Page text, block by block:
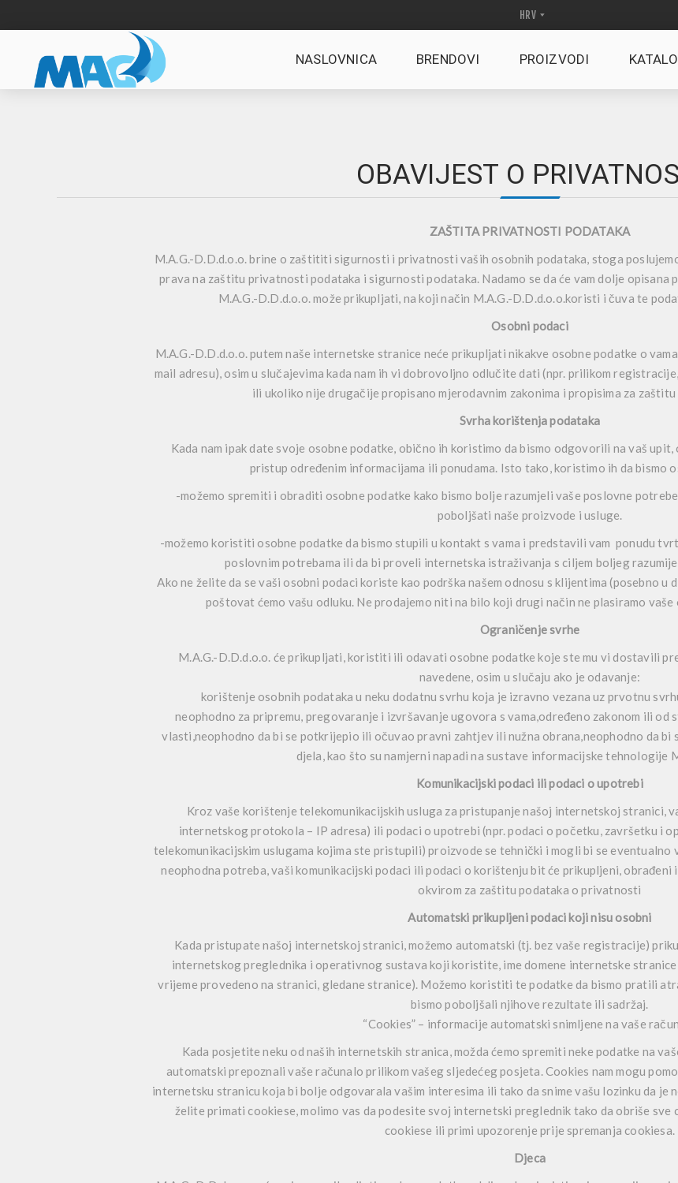
NASLOVNICA BRENDOVI PROIZVODI
OBAVIJEST O
ZAŠTITA PRIVATNOSTI PODATAKA
M.A.G.-D.D.d.o.o. brine o zaštititi sigurnosti i privatnosti vaših osobnih podataka, stoga
prava na zaštitu privatnosti podataka i sigurnosti podataka. Nadamo se da će vam dolje opisana
M.A.G.-D.D.d.o.o. može prikupljati, na koji način M.A.G.-D.D.d.o.o.koristi i čuva te
Osobni podaci
M.A.G.-D.D.d.o.o. putem naše internetske stranice neće prikupljati nikakve osobne podatke o
mail adresu), osim u slučajevima kada nam ih vi dobrovoljno odlučite dati (npr. prilikom
ili ukoliko nije drugačije propisano mjerodavnim zakonima i propisima za
Svrha korištenja podataka
Kada nam ipak date svoje osobne podatke, obično ih koristimo da bismo odgovorili na vaš
pristup određenim informacijama ili ponudama. Isto tako, koristimo ih da bismo
-možemo spremiti i obraditi osobne podatke kako bismo bolje razumjeli vaše poslovne
poboljšati naše proizvode i usluge.
-možemo koristiti osobne podatke da bismo stupili u kontakt s vama i predstavili vam ponudu
poslovnim potrebama ili da bi proveli internetska istraživanja s ciljem boljeg
Ako ne želite da se vaši osobni podaci koriste kao podrška našem odnosu s klijentima (posebno
poštovat ćemo vašu odluku. Ne prodajemo niti na bilo koji drugi način ne plasiramo
Ograničenje svrhe
M.A.G.-D.D.d.o.o. će prikupljati, koristiti ili odavati osobne podatke koje ste mu vi dostavili
navedene, osim u slučaju ako je odavanje:
korištenje osobnih podataka u neku dodatnu svrhu koja je izravno vezana uz prvotnu
neophodno za pripremu, pregovaranje i izvršavanje ugovora s vama,određeno zakonom ili od
vlasti,neophodno da bi se potkrijepio ili očuvao pravni zahtjev ili nužna obrana,neophodno da
djela, kao što su namjerni napadi na sustave informacijske tehnologije
Komunikacijski podaci ili podaci o upotrebi
Kroz vaše korištenje telekomunikacijskih usluga za pristupanje našoj internetskoj stranici,
internetskog protokola – IP adresa) ili podaci o upotrebi (npr. podaci o početku, završetku i
telekomunikacijskim uslugama kojima ste pristupili) proizvode se tehnički i mogli bi se
neophodna potreba, vaši komunikacijski podaci ili podaci o korištenju bit će prikupljeni, obrađeni
okvirom za zaštitu podataka o privatnosti
Automatski prikupljeni podaci koji nisu osobni
Kada pristupate našoj internetskoj stranici, možemo automatski (tj. bez vaše registracije)
internetskog preglednika i operativnog sustava koji koristite, ime domene internetske
vrijeme provedeno na stranici, gledane stranice). Možemo koristiti te podatke da bismo pratili
bismo poboljšali njihove rezultate ili sadržaj.
“Cookies” – informacije automatski snimljene na vaše
Kada posjetite neku od naših internetskih stranica, možda ćemo spremiti neke podatke na
automatski prepoznali vaše računalo prilikom vašeg sljedećeg posjeta. Cookies nam mogu
internetsku stranicu koja bi bolje odgovarala vašim interesima ili tako da snime vašu lozinku da je
želite primati cookiese, molimo vas da podesite svoj internetski preglednik tako da obriše sve
cookiese ili primi upozorenje prije spremanja cookiesa.
Djeca